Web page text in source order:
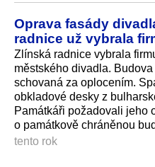
Oprava fasády
radnice už vybrala
Zlínská radnice vybrala
městského divadla.
schovaná za oplocením.
obkladové desky z
Památkáři požadovali jeho
o památkově chráněnou
tento rok